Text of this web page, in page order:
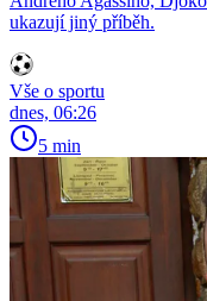
ukazují jiný příběh.
Vše o sportu
dnes, 06:26
5 min